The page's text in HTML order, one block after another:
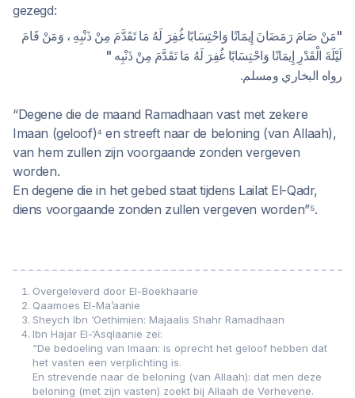
gezegd:
"مَنْ صَامَ رَمَضَانَ إِيمَانًا وَاحْتِسَابًا غُفِرَ لَهُ مَا تَقَدَّمَ مِنْ ذَنْبِهِ ، وَمَنْ قَامَ
لَيْلَةَ الْقَدْرِ إِيمَانًا وَاحْتِسَابًا غُفِرَ لَهُ مَا تَقَدَّمَ مِنْ ذَنْبِه "
رواه البخاري ومسلم.
“Degene die de maand Ramadhaan vast met zekere
Imaan (geloof)⁴ en streeft naar de beloning (van Allaah),
van hem zullen zijn voorgaande zonden vergeven
worden.
En degene die in het gebed staat tijdens Lailat El-Qadr,
diens voorgaande zonden zullen vergeven worden”⁵.
Overgeleverd door El-Boekhaarie
Qaamoes El-Ma’aanie
Sheych Ibn ‘Oethimien: Majaalis Shahr Ramadhaan
Ibn Hajar El-‘Asqlaanie zei:
“De bedoeling van Imaan: is oprecht het geloof hebben dat
het vasten een verplichting is.
En strevende naar de beloning (van Allaah): dat men deze
beloning (met zijn vasten) zoekt bij Allaah de Verhevene.